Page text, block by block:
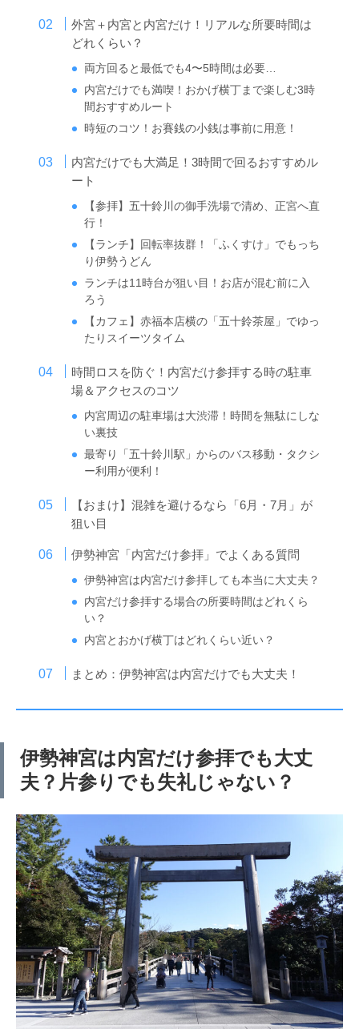
外宮＋内宮と内宮だけ！リアルな所要時間は
どれくらい？
両方回ると最低でも4〜5時間は必要…
内宮だけでも満喫！おかげ横丁まで楽しむ3時
間おすすめルート
時短のコツ！お賽銭の小銭は事前に用意！
内宮だけでも大満足！3時間で回るおすすめル
ート
【参拝】五十鈴川の御手洗場で清め、正宮へ直
行！
【ランチ】回転率抜群！「ふくすけ」でもっち
り伊勢うどん
ランチは11時台が狙い目！お店が混む前に入
ろう
【カフェ】赤福本店横の「五十鈴茶屋」でゆっ
たりスイーツタイム
時間ロスを防ぐ！内宮だけ参拝する時の駐車
場＆アクセスのコツ
内宮周辺の駐車場は大渋滞！時間を無駄にしな
い裏技
最寄り「五十鈴川駅」からのバス移動・タクシ
ー利用が便利！
【おまけ】混雑を避けるなら「6月・7月」が
狙い目
伊勢神宮「内宮だけ参拝」でよくある質問
伊勢神宮は内宮だけ参拝しても本当に大丈夫？
内宮だけ参拝する場合の所要時間はどれくら
い？
内宮とおかげ横丁はどれくらい近い？
まとめ：伊勢神宮は内宮だけでも大丈夫！
伊勢神宮は内宮だけ参拝でも大丈
夫？片参りでも失礼じゃない？